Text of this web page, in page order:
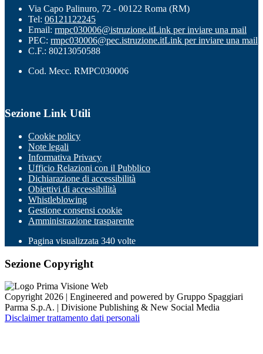
Via Capo Palinuro, 72 - 00122 Roma (RM)
Tel: 06121122245
Email: rmpc030006@istruzione.itLink per inviare una mail
PEC: rmpc030006@pec.istruzione.itLink per inviare una mail
C.F.: 80213050588
Cod. Mecc. RMPC030006
Sezione Link Utili
Cookie policy
Note legali
Informativa Privacy
Ufficio Relazioni con il Pubblico
Dichiarazione di accessibilità
Obiettivi di accessibilità
Whistleblowing
Gestione consensi cookie
Amministrazione trasparente
Pagina visualizzata 340 volte
Sezione Copyright
Copyright 2026 | Engineered and powered by Gruppo Spaggiari
Parma S.p.A. | Divisione Publishing & New Social Media
Disclaimer trattamento dati personali